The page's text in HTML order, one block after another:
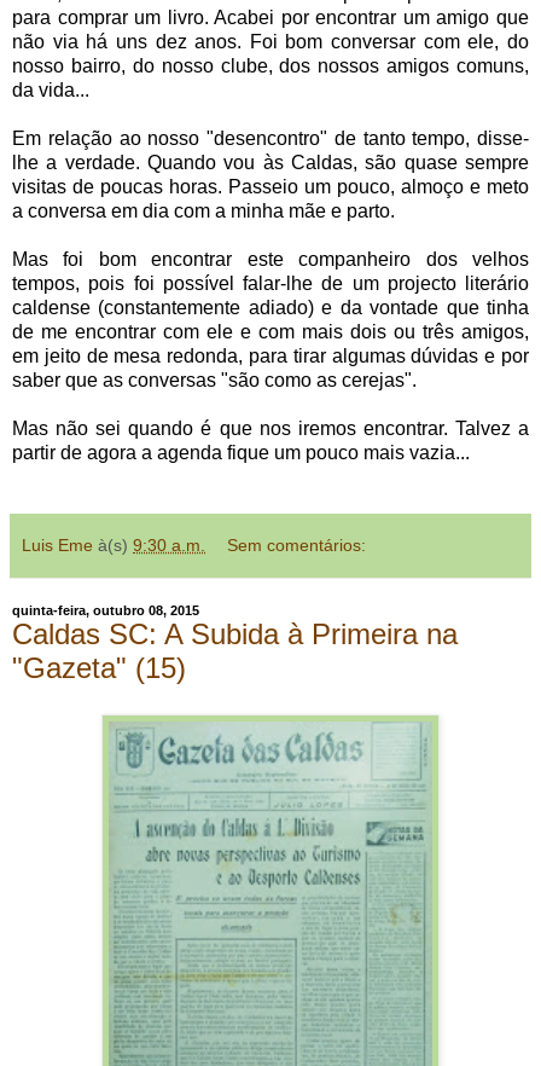
para comprar um livro. Acabei por encontrar um amigo que
não via há uns dez anos. Foi bom conversar com ele, do
nosso bairro, do nosso clube, dos nossos amigos comuns,
da vida...
Em relação ao nosso "desencontro" de tanto tempo, disse-
lhe a verdade. Quando vou às Caldas, são quase sempre
visitas de poucas horas. Passeio um pouco, almoço e meto
a conversa em dia com a minha mãe e parto.
Mas foi bom encontrar este companheiro dos velhos
tempos, pois foi possível falar-lhe de um projecto literário
caldense (constantemente adiado) e da vontade que tinha
de me encontrar com ele e com mais dois ou três amigos,
em jeito de mesa redonda, para tirar algumas dúvidas e por
saber que as conversas "são como as cerejas".
Mas não sei quando é que nos iremos encontrar. Talvez a
partir de agora a agenda fique um pouco mais vazia...
Luis Eme à(s) 9:30 a.m. Sem comentários:
quinta-feira, outubro 08, 2015
Caldas SC: A Subida à Primeira na
"Gazeta" (15)